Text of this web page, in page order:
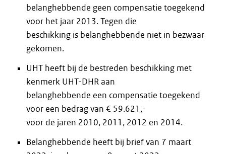
belanghebbende geen compensatie toegekend
voor het jaar 2013. Tegen die
beschikking is belanghebbende niet in bezwaar
gekomen.
UHT heeft bij de bestreden beschikking met
kenmerk UHT-DHR aan
belanghebbende een compensatie toegekend
voor een bedrag van € 59.621,-
voor de jaren 2010, 2011, 2012 en 2014.
Belanghebbende heeft bij brief van 7 maart